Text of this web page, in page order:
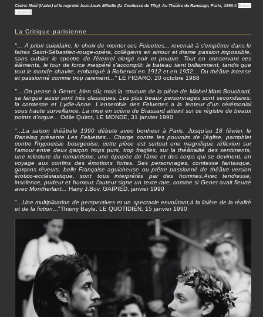
Cédric Noël (Valier) et le regretté Jean-Louis Millette (la Comtesse de Tilly). Au Théâtre du Ranelagh, Paris, 1990. ©Robert
Laliberté
La Critique parisienne
"... A priori suicidaire, le choix de monter ces Feluettes... revenait à s'empêtrer dans le
fatras Saint-Sébastien-rouge-opéra, collégiens en amour et drame passion impossible,
sans oublier le spectre de l'éternel clergé noir et poupre. Tout en conservant ces
éléments, le tour de force inespéré s'accomplit: le bateau tient brillamment, tandis que
tout le monde chavire, embarqué à Roberval en 1912 et en 1952... Du théâtre intense
et passionné comme trop rarement..." LE FIGARO, 20 octobre 1988
"....On pense à Genet, bien sûr, mais la strucure de la pièce de Michel Marc Bouchard,
sa langue aussi sont très classiques. Les plus beaux personnages sont secondaires;
la comtesse et Lydie-Anne. L'ensemble des Feluettes a la lenteur d'un cérémonial
sous haute surveillance. La mise en scène de Brassard atteint sur ce régistre de beaux
points d'orgue... Odile Quirot, LE MONDE, 31 janvier 1990
"...La saison théâtrale 1990 débute avec bonheur à Paris. Jusqu'au 18 février, le
Ranelag présente Les Feluettes... Charge contre les pouvoirs de l'église, pamphlet
contre l'hypocrisie bourgeoise, cette pièce est surtout une magnifique réflexion sur
l'amour entre deux garçon trops purs, trop fragiles, sur la théâtralité des sentiments,
une relecture du romantisme, une épopée de l'âme et des corps qui se devinent, un
voyage aux confins des émotions fortes. Ses personnages, comtesse fantasque,
garçons rêveurs, belle Française aguicheuse ou prêtre passionné de théâtre version
érotico-ecclésiastique, sont tous interprétés par des hommes.Avec tendresse,
insolence, pudeur et humour, l'auteur signe un texte rare, comme si Genet avait fleurté
avec Montherlant... Harry J.Bov, GAIPIED, janvier 1990
"...Une multiplication de perspectives et un spectacle envoûtant,à la lisière de la réalité
et de la fiction..."Thierry Bayle, LE QUOTIDIEN, 15 janvier 1990